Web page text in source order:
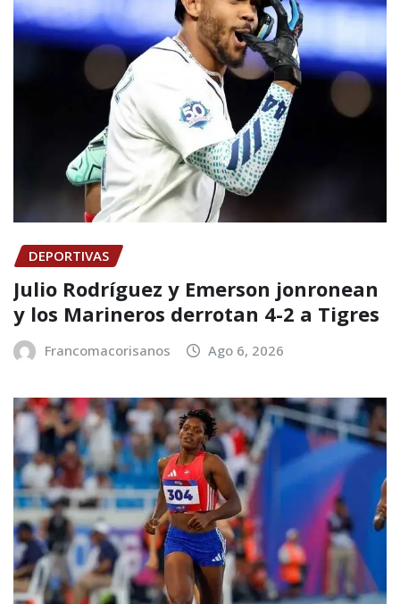
DEPORTIVAS
Julio Rodríguez y Emerson jonronean
y los Marineros derrotan 4-2 a Tigres
Francomacorisanos Ago 6, 2026